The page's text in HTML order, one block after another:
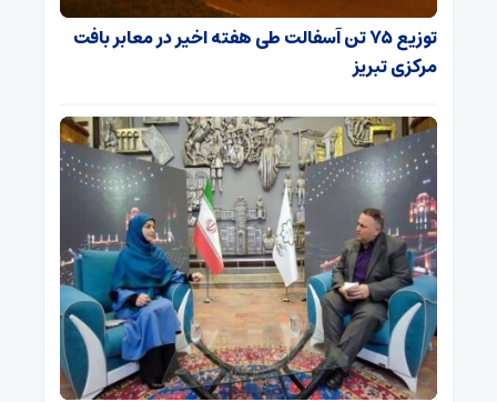
توزیع ۷۵ تن آسفالت طی هفته اخیر در معابر بافت
مرکزی تبریز